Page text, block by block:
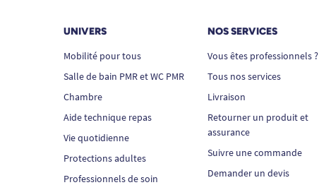
UNIVERS
Mobilité pour tous
Salle de bain PMR et WC PMR
Chambre
Aide technique repas
Vie quotidienne
Protections adultes
Professionnels de soin
NOS SERVICES
Vous êtes professionnels ?
Tous nos services
Livraison
Retourner un produit et
assurance
Suivre une commande
Demander un devis